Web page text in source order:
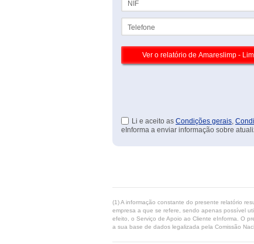
Li e aceito as Condições gerais,
eInforma a enviar informação sobre
(1) A informação constante do presente relatório
empresa a que se refere, sendo apenas possível
efeito, o Serviço de Apoio ao Cliente eInforma. O
a sua base de dados legalizada pela Comissão